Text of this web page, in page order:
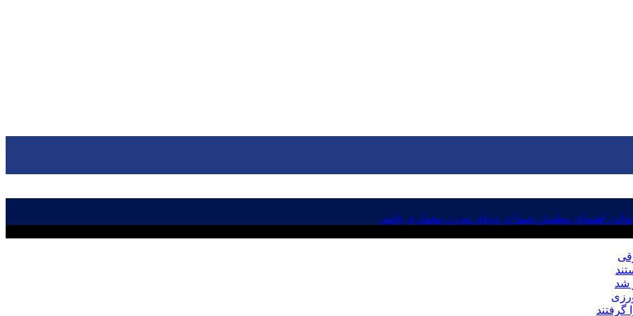
راهنمای مطمئن شما در دنیای مدرن معماری باشد.